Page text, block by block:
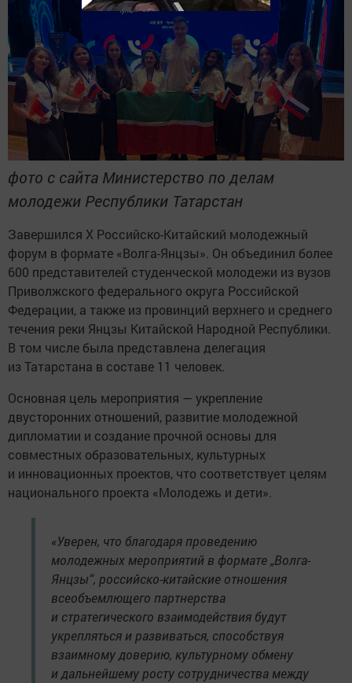
фото с сайта Министерство по делам
молодежи Республики Татарстан
Завершился X Российско-Китайский молодежный
форум в формате «Волга-Янцзы». Он объединил более
600 представителей студенческой молодежи из вузов
Приволжского федерального округа Российской
Федерации, а также из провинций верхнего и среднего
течения реки Янцзы Китайской Народной Республики.
В том числе была представлена делегация
из Татарстана в составе 11 человек.
Основная цель мероприятия — укрепление
двусторонних отношений, развитие молодежной
дипломатии и создание прочной основы для
совместных образовательных, культурных
и инновационных проектов, что соответствует целям
национального проекта «Молодежь и дети».
«Уверен, что благодаря проведению
молодежных мероприятий в формате „Волга-
Янцзы“, российско-китайские отношения
всеобъемлющего партнерства
и стратегического взаимодействия будут
укрепляться и развиваться, способствуя
взаимному доверию, культурному обмену
и дальнейшему росту сотрудничества между